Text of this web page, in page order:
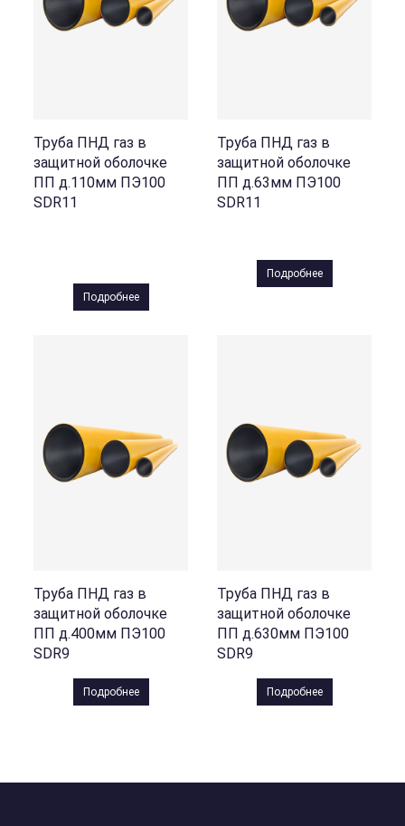
Труба ПНД газ в
защитной оболочке
ПП д.110мм ПЭ100
SDR11
Подробнее
Труба ПНД газ в
защитной оболочке
ПП д.63мм ПЭ100
SDR11
Подробнее
Труба ПНД газ в
защитной оболочке
ПП д.400мм ПЭ100
SDR9
Подробнее
Труба ПНД газ в
защитной оболочке
ПП д.630мм ПЭ100
SDR9
Подробнее